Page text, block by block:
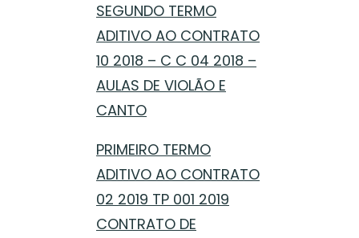
SEGUNDO TERMO
ADITIVO AO CONTRATO
10 2018 – C C 04 2018 –
AULAS DE VIOLÃO E
CANTO
PRIMEIRO TERMO
ADITIVO AO CONTRATO
02 2019 TP 001 2019
CONTRATO DE